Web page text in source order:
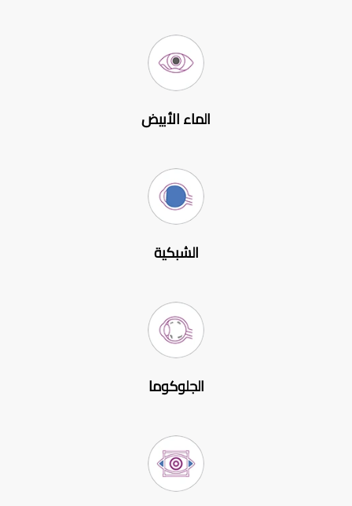
الماء الأبيض
الشبكية
الجلوكوما